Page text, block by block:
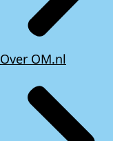
Over OM.nl